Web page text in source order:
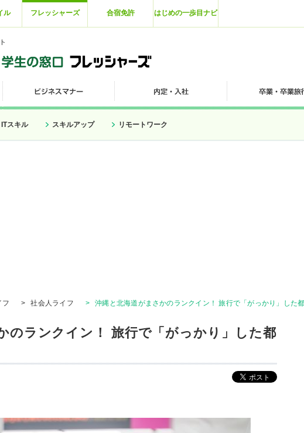
ル フレッシャーズ 合宿免許 はじめの一歩目ナビ
ITスキル スキルアップ リモートワーク
フ > 社会人ライフ > 沖縄と北海道がまさかのランクイン！ 旅行で「がっかり」した
のランクイン！ 旅行で「がっかり」した都